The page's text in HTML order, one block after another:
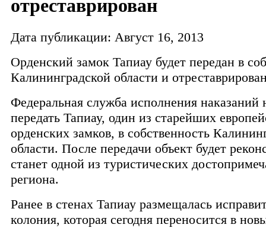
отреставрирован
Дата публикации: Август 16, 2013
Орденский замок Тапиау будет передан в
Калининградской области и
Федеральная служба исполнения наказаний
передать Тапиау, один из старейших
орденских замков, в собственность
области. После передачи объект будет
станет одной из туристических
региона.
Ранее в стенах Тапиау размещалась
колония, которая сегодня переносится в